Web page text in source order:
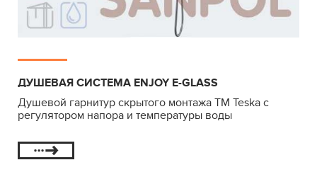
ДУШЕВАЯ СИСТЕМА ENJOY E-GLASS
Душевой гарнитур скрытого монтажа ТМ Teska с
регулятором напора и температуры воды